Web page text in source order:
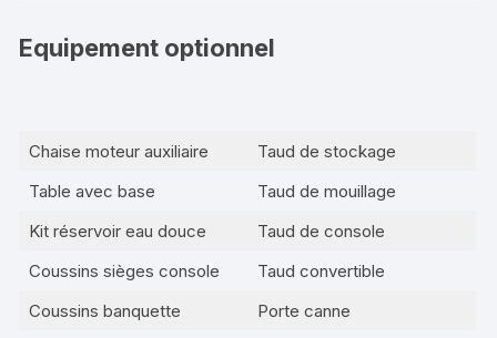
Equipement optionnel
Chaise moteur auxiliaire
Taud de stockage
Table avec base
Taud de mouillage
Kit réservoir eau douce
Taud de console
Coussins sièges console
Taud convertible
Coussins banquette
Porte canne